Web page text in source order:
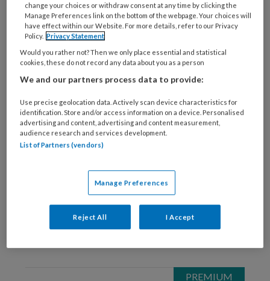
1 SEPTEMBER 2025
Taal tot leven wekken in
de speelhoek:
demonstratiespel met
het Viertaktmodel
Kleuters blijven op Texel
in plaats van per boot
naar de overkant
change your choices or withdraw consent at any time by clicking the
Manage Preferences link on the bottom of the webpage. Your choices will
have effect within our Website. For more details, refer to our Privacy
Policy. Privacy Statement
Would you rather not? Then we only place essential and statistical
cookies, these do not record any data about you as a person
We and our partners process data to provide:
Use precise geolocation data. Actively scan device characteristics for
identification. Store and/or access information on a device. Personalised
advertising and content, advertising and content measurement,
audience research and services development.
List of Partners (vendors)
Manage Preferences
Reject All I Accept